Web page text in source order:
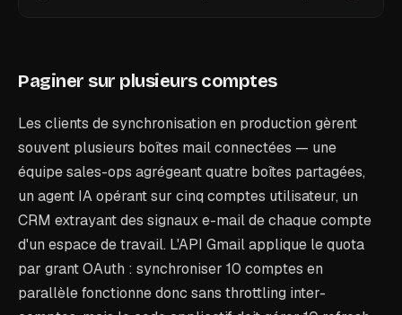
Paginer sur plusieurs comptes
Les clients de synchronisation en production gèrent
souvent plusieurs boîtes mail connectées — une
équipe sales-ops agrégeant quatre boîtes partagées,
un agent IA opérant sur cinq comptes utilisateur, un
CRM extrayant des signaux e-mail de chaque compte
d'un espace de travail. L'API Gmail applique le quota
par grant OAuth : synchroniser 10 comptes en
parallèle fonctionne donc sans throttling inter-